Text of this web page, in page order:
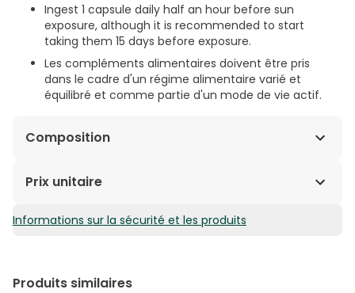
Ingest 1 capsule daily half an hour before sun
exposure, although it is recommended to start
taking them 15 days before exposure.
Les compléments alimentaires doivent être pris
dans le cadre d'un régime alimentaire varié et
équilibré et comme partie d'un mode de vie actif.
Composition
FERNBLOCK®, THÉ VERT, BÊTA-CAROTÈNE.
Prix unitaire
0,34€ / Gélules
Informations sur la sécurité et les produits
Produits similaires